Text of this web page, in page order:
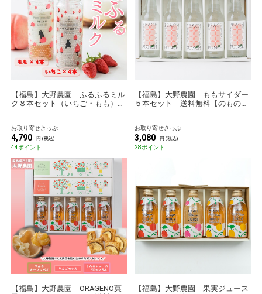
【福島】大野農園 ふるふるミル
ク８本セット（いちご・もも）
お取り寄せきっぷ
4,790 円 (税込)
44ポイント
【福島】大野農園 ももサイダー
５本セット 送料無料【のものセ
お取り寄せきっぷ
3,080 円 (税込)
28ポイント
【福島】大野農園 ORAGENO菓
【福島】大野農園 果実ジュース